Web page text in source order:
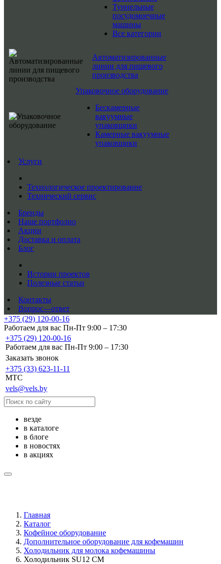
Туннельные
посудомоечные
машины
Все категории
Автоматизированные
линии для пищевого
производства
Упаковочное оборудование
Бескамерные
вакуумные
упаковщики
Камерные вакуумные
упаковщики
Услуги
Технологическое проектирование
Технический сервис
Бренды
Наше портфолио
Акции
Доставка и оплата
Блог
Истории проектов
Полезные статьи
Контакты
Вопрос—ответ
+375 (29) 120-00-16
Работаем для вас Пн-Пт 9:00 – 17:30
+375 (29) 120-00-16
Работаем для вас Пн-Пт 9:00 – 17:30
Заказать звонок
+375 (33) 623-11-11
MTC
vels@vels.by
везде
в каталоге
в блоге
в новостях
в акциях
Главная
Каталог
Кофейное оборудование
Дополнительное оборудование для кофемашин
Холодильник для молока кофемашины
Холодильник SU12 CM